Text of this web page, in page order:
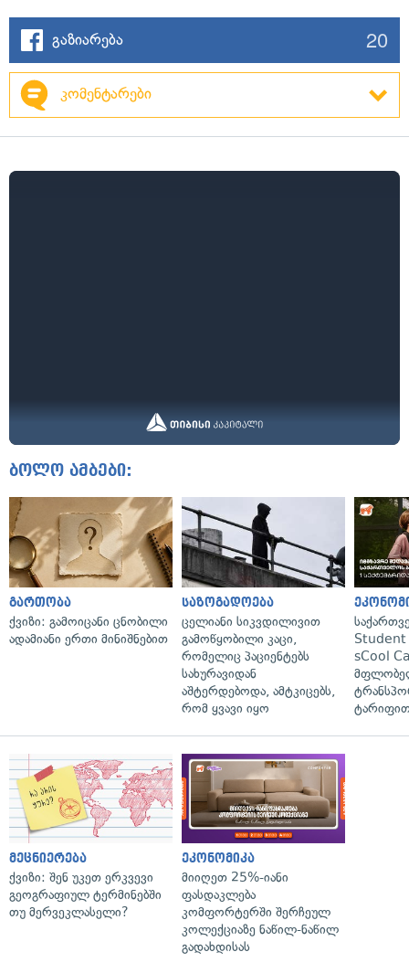
გაზიარება 20
კომენტარები
ბოლო ამბები:
გართობა
ქვიზი: გამოიცანი ცნობილი
ადამიანი ერთი მინიშნებით
საზოგადოება
ცელიანი სიკვდილივით
გამოწყობილი კაცი,
რომელიც პაციენტებს
სახურავიდან
აშტერდებოდა, ამტკიცებს,
რომ ყვავი იყო
Student
sCool
მეცნიერება
ქვიზი: შენ უკეთ ერკვევი
გეოგრაფიულ ტერმინებში
თუ მერვეკლასელი?
ეკონომიკა
მიიღეთ 25%-იანი
ფასდაკლება
კომფორტერში შერჩეულ
კოლექციაზე ნაწილ-ნაწილ
გადახდისას